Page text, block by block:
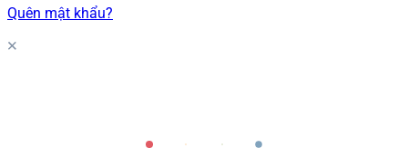
Quên mật khẩu?